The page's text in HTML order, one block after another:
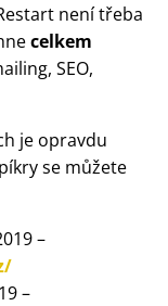
není třeba
celkem
SEO,
je opravdu
se můžete
–
–